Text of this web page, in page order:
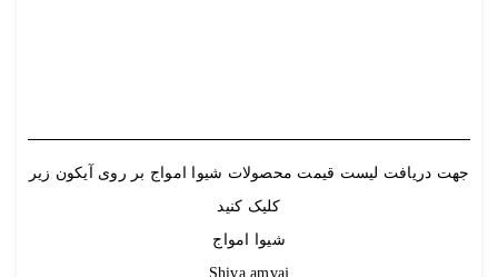
جهت دریافت لیست قیمت محصولات شیوا امواج بر روی آیکون زیر
کلیک کنید
شیوا امواج
Shiva amvaj